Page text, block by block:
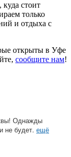
стоит
только
и отдыха с
открыты в Уфе
сообщите нам!
Однажды
не будет. ещё